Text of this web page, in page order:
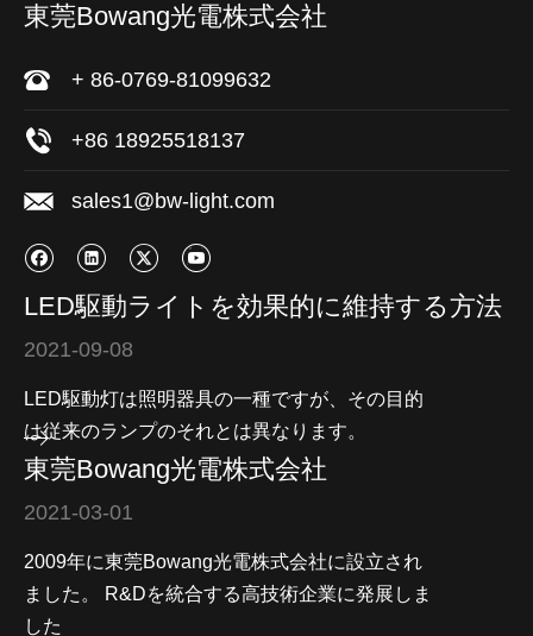
東莞Bowang光電株式会社
+ 86-0769-81099632
+86 18925518137
sales1@bw-light.com
LED駆動ライトを効果的に維持する方法
2021-09-08
LED駆動灯は照明器具の一種ですが、その目的
は従来のランプのそれとは異なります。
東莞Bowang光電株式会社
2021-03-01
2009年に東莞Bowang光電株式会社に設立され
ました。 R&Dを統合する高技術企業に発展しま
した